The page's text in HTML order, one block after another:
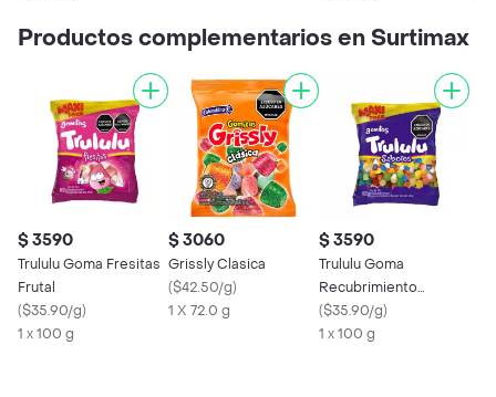
Productos complementarios en Surtimax
$ 3590
Trululu Goma Fresitas
Frutal
($35.90/g)
1 x 100 g
$ 3060
Grissly Clasica
($42.50/g)
1 X 72.0 g
$ 3590
Trululu Goma
Recubrimiento
Confitado Frutal
($35.90/g)
1 x 100 g